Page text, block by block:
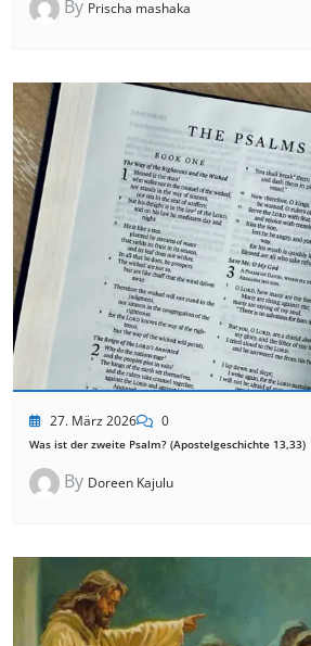
By Prischa mashaka
27. März 2026 0
Was ist der zweite Psalm? (Apostelgeschichte 13,33)
By Doreen Kajulu